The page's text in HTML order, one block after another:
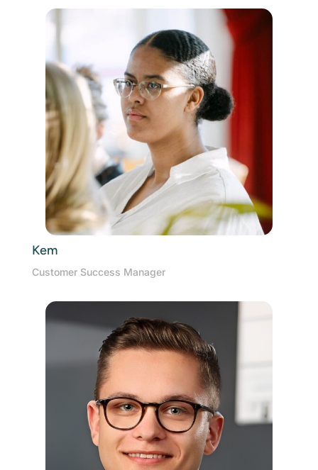
Kem
Customer Success Manager